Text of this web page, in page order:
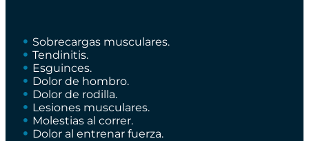
Sobrecargas musculares.
Tendinitis.
Esguinces.
Dolor de hombro.
Dolor de rodilla.
Lesiones musculares.
Molestias al correr.
Dolor al entrenar fuerza.